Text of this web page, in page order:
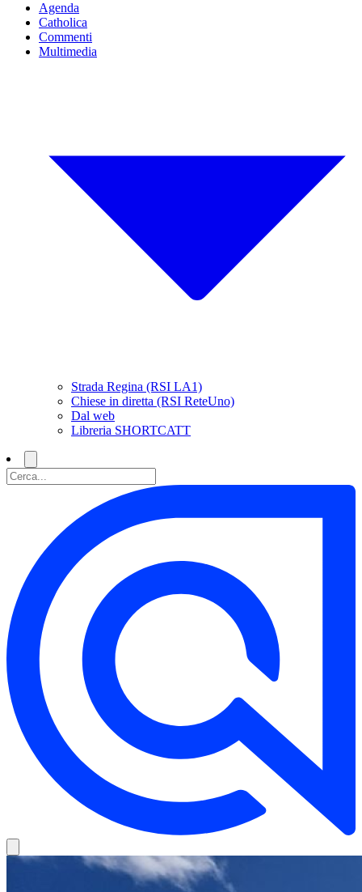
Agenda
Catholica
Commenti
Multimedia
Strada Regina (RSI LA1)
Chiese in diretta (RSI ReteUno)
Dal web
Libreria SHORTCATT